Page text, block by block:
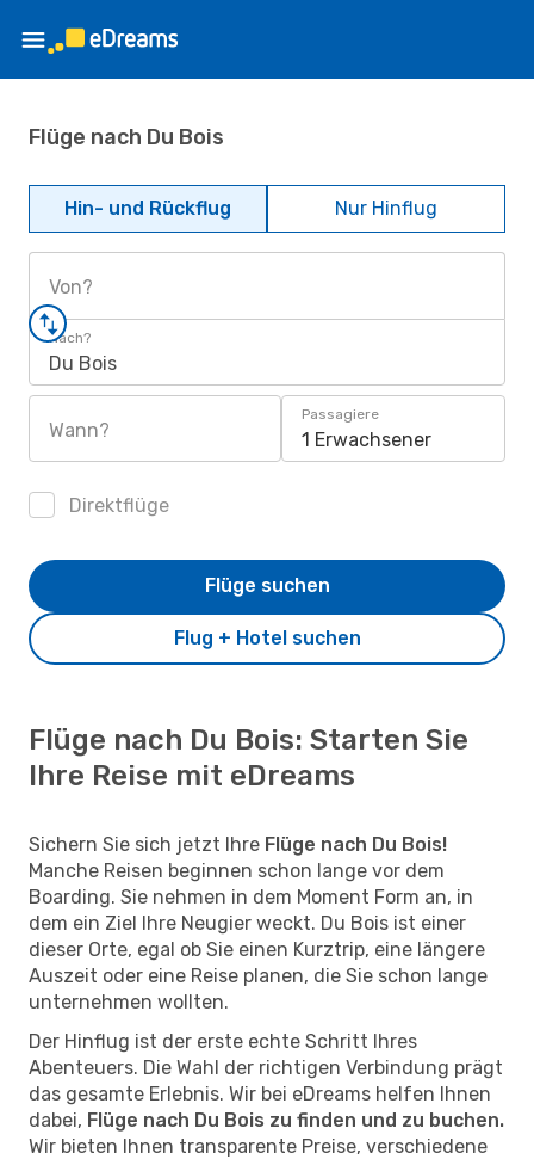
Flüge nach Du Bois
Hin- und Rückflug Nur Hinflug
Von?
Nach?
Du Bois
Wann?
Passagiere
1 Erwachsener
Direktflüge
Flug + Hotel suchen
Flüge suchen
Flüge nach Du Bois: Starten Sie
Ihre Reise mit eDreams
Sichern Sie sich jetzt Ihre Flüge nach Du Bois!
Manche Reisen beginnen schon lange vor dem
Boarding. Sie nehmen in dem Moment Form an, in
dem ein Ziel Ihre Neugier weckt. Du Bois ist einer
dieser Orte, egal ob Sie einen Kurztrip, eine längere
Auszeit oder eine Reise planen, die Sie schon lange
unternehmen wollten.
Der Hinflug ist der erste echte Schritt Ihres
Abenteuers. Die Wahl der richtigen Verbindung prägt
das gesamte Erlebnis. Wir bei eDreams helfen Ihnen
dabei, Flüge nach Du Bois zu finden und zu buchen.
Wir bieten Ihnen transparente Preise, verschiedene